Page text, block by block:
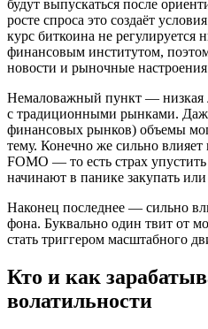
будут выпускаться после
росте спроса это создаёт
курс биткоина не регулируется
финансовым институтом,
новости и рыночные
Немаловажный пункт — низкая
с традиционными рынками.
финансовых рынков) объемы
тему. Конечно же сильно
FOMO — то есть страх
начинают в панике закупать
Наконец последнее — сильно
фона. Буквально один твит от
стать триггером масштабного
Кто и как
волатильности